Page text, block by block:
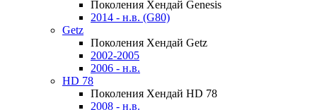
Поколения Хендай Genesis
2014 - н.в. (G80)
Getz
Поколения Хендай Getz
2002-2005
2006 - н.в.
HD 78
Поколения Хендай HD 78
2008 - н.в.